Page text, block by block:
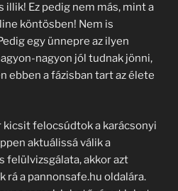
illik! Ez pedig nem más, mint a
köntösben! Nem is
egy ünnepre az ilyen
nagyon jól tudnak jönni,
ebben a fázisban tart az élete
felocsúdtok a karácsonyi
aktuálissá válik a
felülvizsgálata, akkor azt
rá a pannonsafe.hu oldalára.